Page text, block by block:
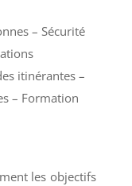
– Sécurité
itinérantes –
– Formation
les objectifs